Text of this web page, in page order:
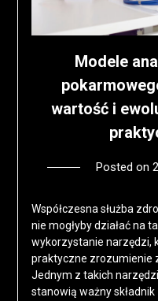
Modele
wartość i
Posted on
Współczesna służba
nie mogłyby działać na
wykorzystanie narzędzi,
praktyczne zrozumienie
Jednym z takich
stanowią ważny